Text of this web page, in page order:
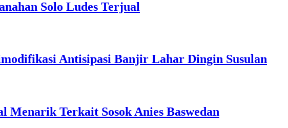
Solo Ludes Terjual
Antisipasi Banjir Lahar Dingin Susulan
Terkait Sosok Anies Baswedan